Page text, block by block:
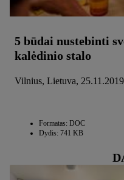
5 būdai nustebinti
kalėdinio stalo
Vilnius, Lietuva, 25.11.2019
Formatas: DOC
Dydis: 741 KB